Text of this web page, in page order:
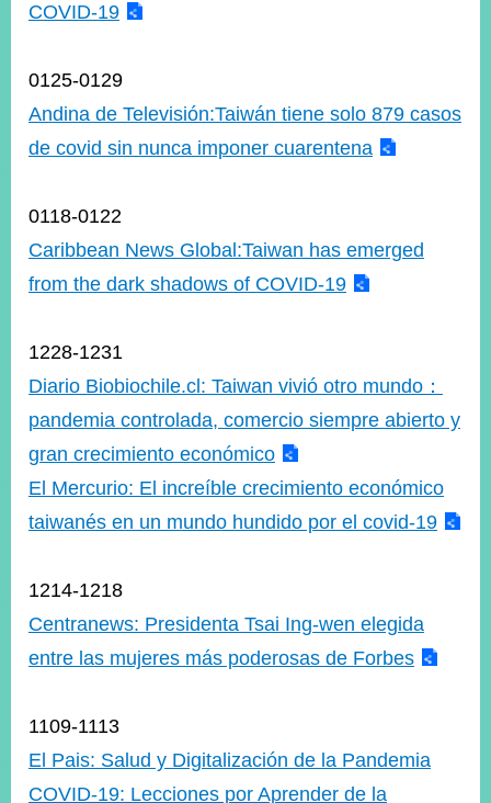
COVID-19
0125-0129
Andina de Televisión:Taiwán tiene solo 879 casos
de covid sin nunca imponer cuarentena
0118-0122
Caribbean News Global:Taiwan has emerged
from the dark shadows of COVID-19
1228-1231
Diario Biobiochile.cl: Taiwan vivió otro mundo：
pandemia controlada, comercio siempre abierto y
gran crecimiento económico
El Mercurio: El increíble crecimiento económico
taiwanés en un mundo hundido por el covid-19
1214-1218
Centranews: Presidenta Tsai Ing-wen elegida
entre las mujeres más poderosas de Forbes
1109-1113
El Pais: Salud y Digitalización de la Pandemia
COVID-19: Lecciones por Aprender de la